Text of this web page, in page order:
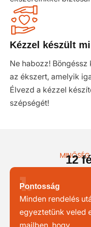
Kézzel készült
Ne habozz!
az ékszert, amelyik
Élvezd a kézzel
szépségét!
12
1.
Pontosság
Minden rendelés
egyeztetünk veled